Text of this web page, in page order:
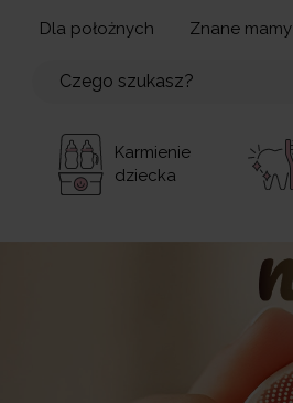
Dla położnych Znane mamy
Karmienie
dziecka